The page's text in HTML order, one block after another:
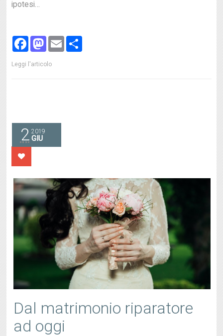
ipotesi…
Facebook
Mastodon
Email
Leggi l'articolo
2 2019
GIU
Dal matrimonio riparatore
ad oggi